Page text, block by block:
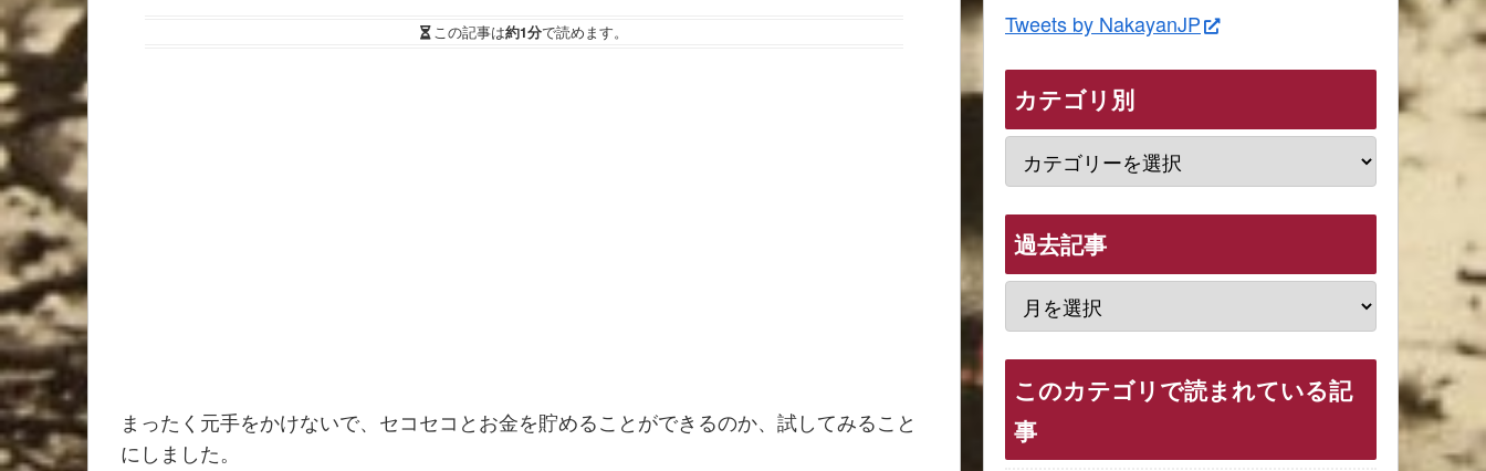
この記事は約1分で読めます。
まったく元手をかけないで、セコセコとお金を貯めることができるのか、試してみること
にしました。
Tweets by NakayanJP
カテゴリ別
過去記事
このカテゴリで読まれている記
事